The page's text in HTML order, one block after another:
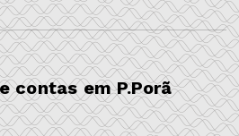
contas em P.Porã